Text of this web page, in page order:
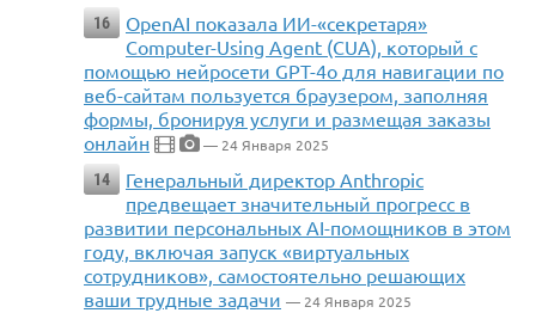
16
OpenAI показала ИИ-«секретаря»
Computer-Using Agent (CUA), который с
помощью нейросети GPT-4o для навигации по
веб-сайтам пользуется браузером, заполняя
формы, бронируя услуги и размещая заказы
онлайн
— 24 Января 2025
14
Генеральный директор Anthropic
предвещает значительный прогресс в
развитии персональных AI-помощников в этом
году, включая запуск «виртуальных
сотрудников», самостоятельно решающих
ваши трудные задачи — 24 Января 2025